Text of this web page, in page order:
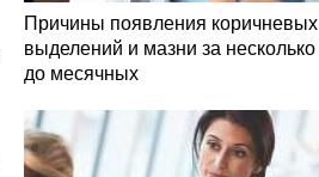
Причины появления коричневых
выделений и мазни за
до месячных